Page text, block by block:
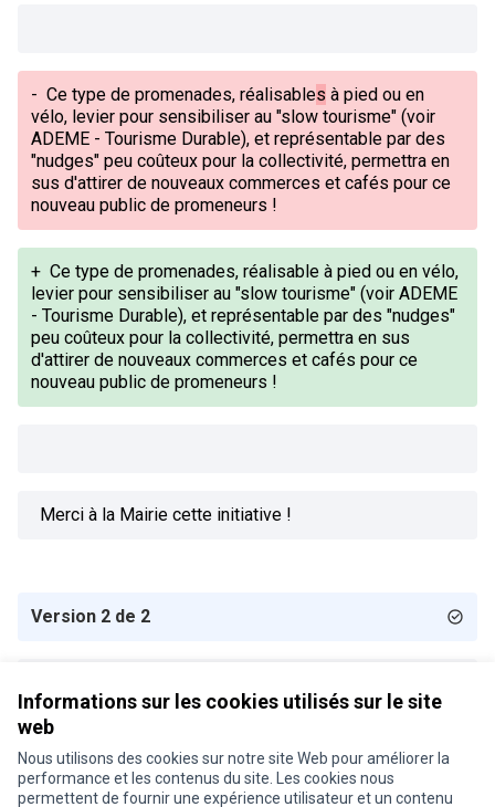
Informations sur les cookies utilisés sur le site
web
Nous utilisons des cookies sur notre site Web pour améliorer la
performance et les contenus du site. Les cookies nous
permettent de fournir une expérience utilisateur et un contenu
- Ce type de promenades, réalisables à pied ou en
vélo, levier pour sensibiliser au "slow tourisme" (voir
ADEME - Tourisme Durable), et représentable par des
"nudges" peu coûteux pour la collectivité, permettra en
sus d'attirer de nouveaux commerces et cafés pour ce
nouveau public de promeneurs !
+ Ce type de promenades, réalisable à pied ou en vélo,
levier pour sensibiliser au "slow tourisme" (voir ADEME
- Tourisme Durable), et représentable par des "nudges"
peu coûteux pour la collectivité, permettra en sus
d'attirer de nouveaux commerces et cafés pour ce
nouveau public de promeneurs !
Merci à la Mairie cette initiative !
Version 2 de 2
Conditions d'utilisation
Paramètres des cookies
Je participe ! sur X
Je participe ! sur Facebook
Je participe ! sur Instagram